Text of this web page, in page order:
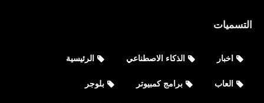
التسميات
اخبار الذكاء الاصطناعي الرئيسية
العاب برامج كمبيوتر بلوجر